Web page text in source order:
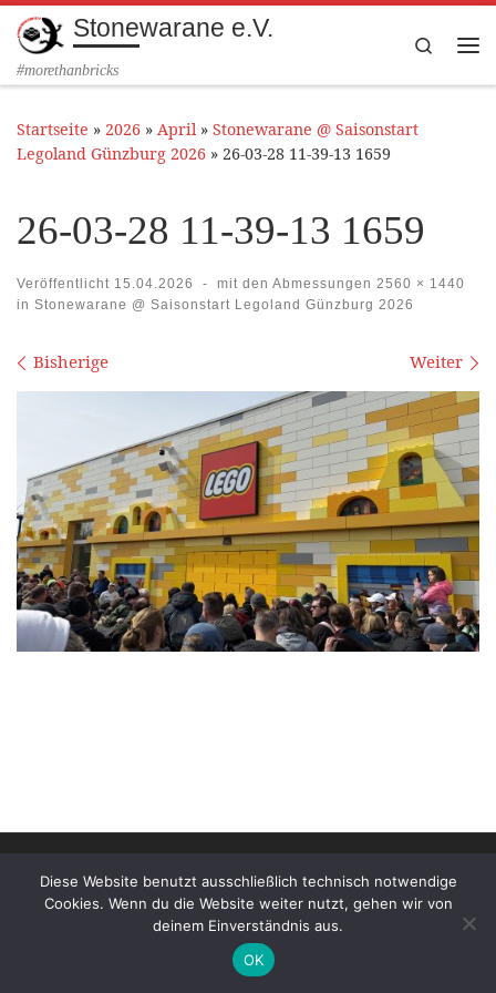
Zum Inhalt springen
Stonewarane e.V.
#morethanbricks
Search
Startseite » 2026 » April » Stonewarane @ Saisonstart
Legoland Günzburg 2026 » 26-03-28 11-39-13 1659
26-03-28 11-39-13 1659
Veröffentlicht 15.04.2026 - mit den Abmessungen 2560 × 1440
in Stonewarane @ Saisonstart Legoland Günzburg 2026
Bilder Navigation
Bisherige Weiter
vorbehalten
Diese Website benutzt ausschließlich technisch notwendige
Cookies. Wenn du die Website weiter nutzt, gehen wir von
deinem Einverständnis aus.
OK